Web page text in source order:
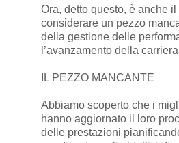
Ora, detto questo, è anche
considerare un pezzo
della gestione delle
l’avanzamento della
IL PEZZO MANCANTE
Abbiamo scoperto che i
hanno aggiornato il loro
delle prestazioni